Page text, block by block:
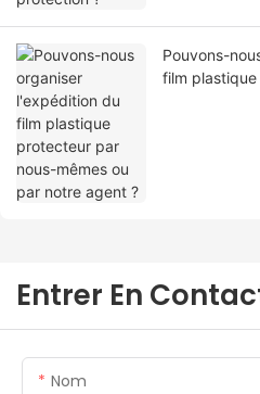
Pouvons-
film
Entrer En
Nom